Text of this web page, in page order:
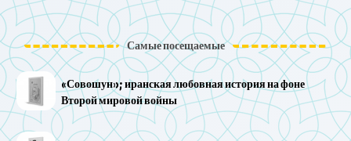
Самые посещаемые
«Совошун»; иранская любовная история на фоне
Второй мировой войны